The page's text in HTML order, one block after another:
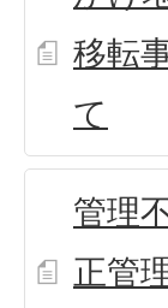
移転
て
管理
正管